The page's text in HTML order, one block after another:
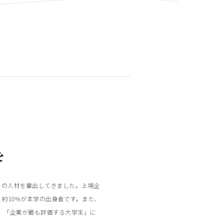
人材を輩出してきました。上場企
10％が本学の出身者です。また、
企業が最も評価する大学生」に